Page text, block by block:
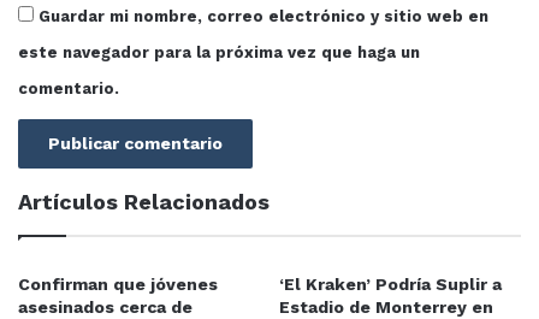
Guardar mi nombre, correo electrónico y sitio web en
este navegador para la próxima vez que haga un
comentario.
Artículos Relacionados
Confirman que jóvenes
asesinados cerca de
‘El Kraken’ Podría Suplir a
Estadio de Monterrey en